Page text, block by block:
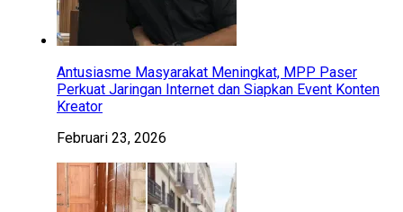
Antusiasme Masyarakat Meningkat, MPP Paser
Perkuat Jaringan Internet dan Siapkan Event Konten
Kreator
Februari 23, 2026